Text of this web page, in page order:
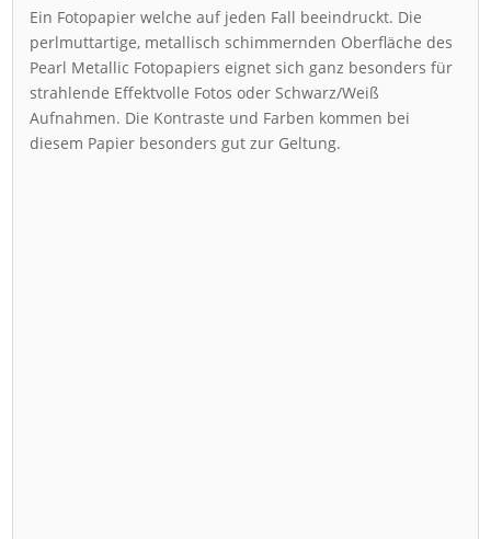
Ein Fotopapier welche auf jeden Fall beeindruckt. Die
perlmuttartige, metallisch schimmernden Oberfläche des
Pearl Metallic Fotopapiers eignet sich ganz besonders für
strahlende Effektvolle Fotos oder Schwarz/Weiß
Aufnahmen. Die Kontraste und Farben kommen bei
diesem Papier besonders gut zur Geltung.